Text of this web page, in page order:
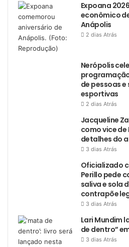
Expoana
econômico
Anápolis
2 dias Atrás
Nerópolis
de pessoas
esportivas
2 dias Atrás
Jacqueline
como vice de
detalhes do
3 dias Atrás
Oficializado
Perillo pede
saliva e sola
contrapõe
3 dias Atrás
Lari Mundim
de dentro”
3 dias Atrás